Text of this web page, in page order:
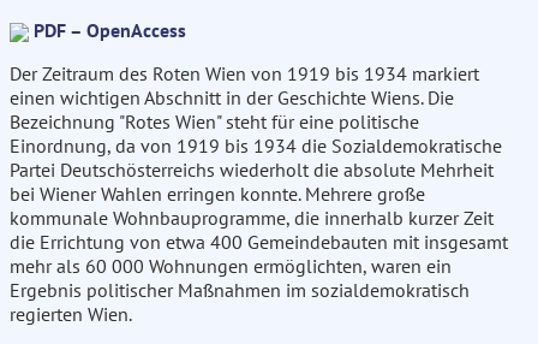
PDF – OpenAccess
Der Zeitraum des Roten Wien von 1919 bis 1934 markiert
einen wichtigen Abschnitt in der Geschichte Wiens. Die
Bezeichnung "Rotes Wien" steht für eine politische
Einordnung, da von 1919 bis 1934 die Sozialdemokratische
Partei Deutschösterreichs wiederholt die absolute Mehrheit
bei Wiener Wahlen erringen konnte. Mehrere große
kommunale Wohnbauprogramme, die innerhalb kurzer Zeit
die Errichtung von etwa 400 Gemeindebauten mit insgesamt
mehr als 60 000 Wohnungen ermöglichten, waren ein
Ergebnis politischer Maßnahmen im sozialdemokratisch
regierten Wien.